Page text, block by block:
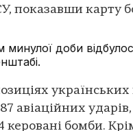
показавши карту
минулої доби
українських
авіаційних
бомби.